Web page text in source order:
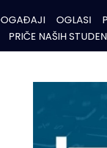
OGLASI
PRIČE NAŠIH